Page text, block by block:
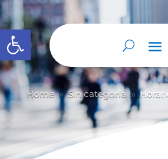
Abrir barra de herramientas
Home 9 Sin categoría 9